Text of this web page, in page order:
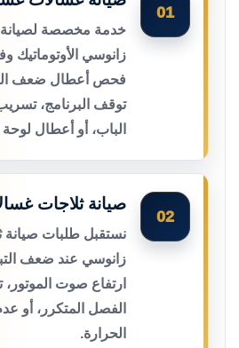
01
خدمة مخصصة
زانوسي الأوتوماتيك
فحص أعطال ضعف
توقف البرنامج،
الباب، أو أعطال
02
صيانة ثلاجات
نستقبل طلبات صيانة
زانوسي عند ضعف
ارتفاع صوت
الفصل المتكرر، أو
الحرارة.